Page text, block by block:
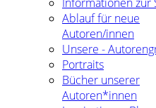
Informationen zur
Ablauf für neue
Autoren/innen
Unsere -
Portraits
Bücher unserer
Autoren*innen